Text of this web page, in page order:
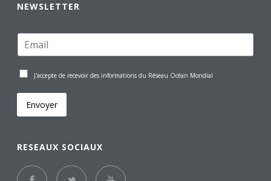
NEWSLETTER
J'accepte de recevoir des informations du Réseau Océan Mondial
Envoyer
RESEAUX SOCIAUX